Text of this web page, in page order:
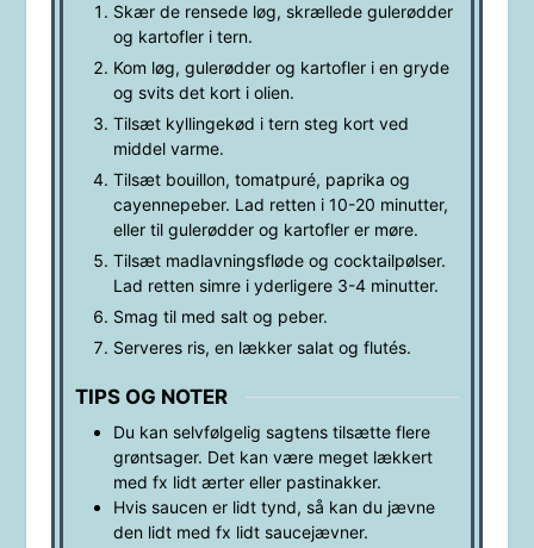
Skær de rensede løg, skrællede gulerødder
og kartofler i tern.
Kom løg, gulerødder og kartofler i en gryde
og svits det kort i olien.
Tilsæt kyllingekød i tern steg kort ved
middel varme.
Tilsæt bouillon, tomatpuré, paprika og
cayennepeber. Lad retten i 10-20 minutter,
eller til gulerødder og kartofler er møre.
Tilsæt madlavningsfløde og cocktailpølser.
Lad retten simre i yderligere 3-4 minutter.
Smag til med salt og peber.
Serveres ris, en lækker salat og flutés.
TIPS OG NOTER
Du kan selvfølgelig sagtens tilsætte flere
grøntsager. Det kan være meget lækkert
med fx lidt ærter eller pastinakker.
Hvis saucen er lidt tynd, så kan du jævne
den lidt med fx lidt saucejævner.